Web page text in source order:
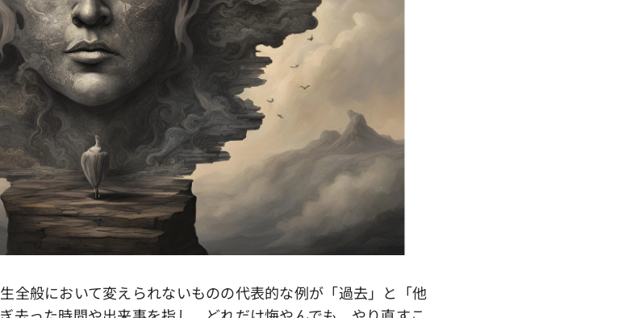
全般において変えられないものの代表的な例が「過去」と「他